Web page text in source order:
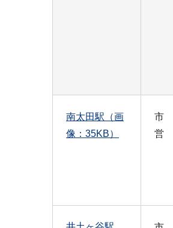
南太田駅（画
像：35KB）
市
営